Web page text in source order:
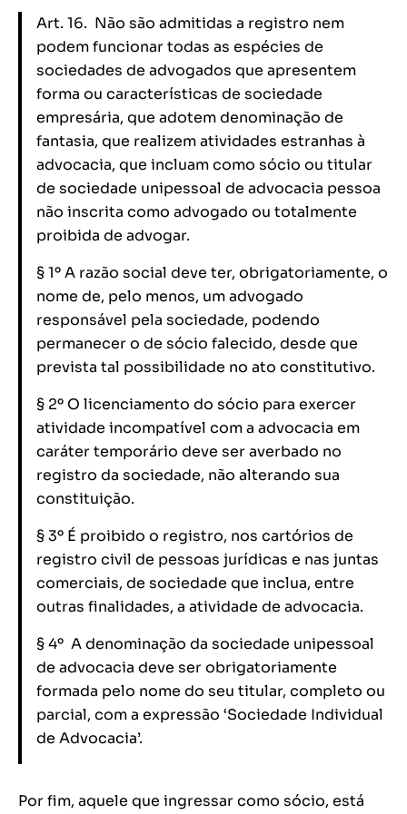
Art. 16. Não são admitidas a registro nem
podem funcionar todas as espécies de
sociedades de advogados que apresentem
forma ou características de sociedade
empresária, que adotem denominação de
fantasia, que realizem atividades estranhas à
advocacia, que incluam como sócio ou titular
de sociedade unipessoal de advocacia pessoa
não inscrita como advogado ou totalmente
proibida de advogar.
§ 1º A razão social deve ter, obrigatoriamente, o
nome de, pelo menos, um advogado
responsável pela sociedade, podendo
permanecer o de sócio falecido, desde que
prevista tal possibilidade no ato constitutivo.
§ 2º O licenciamento do sócio para exercer
atividade incompatível com a advocacia em
caráter temporário deve ser averbado no
registro da sociedade, não alterando sua
constituição.
§ 3º É proibido o registro, nos cartórios de
registro civil de pessoas jurídicas e nas juntas
comerciais, de sociedade que inclua, entre
outras finalidades, a atividade de advocacia.
§ 4º A denominação da sociedade unipessoal
de advocacia deve ser obrigatoriamente
formada pelo nome do seu titular, completo ou
parcial, com a expressão ‘Sociedade Individual
de Advocacia’.
Por fim, aquele que ingressar como sócio, está